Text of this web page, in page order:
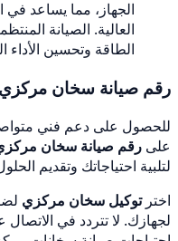
الجهاز، مما يساعد
العالية. الصيانة
الطاقة وتحسين الأداء
رقم صيانة سخان مركزي
للحصول على دعم فني
على رقم صيانة سخان مركزي
لتلبية احتياجاتك وتقديم
اخترتوكيل سخان مركزي
لجهازك. لا تتردد في الاتصال